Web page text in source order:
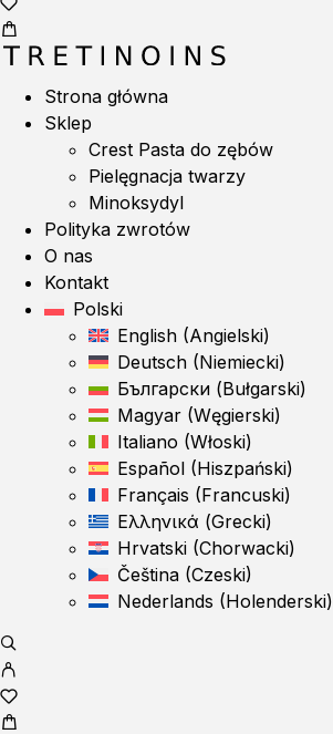
Strona główna
Sklep
Crest Pasta do zębów
Pielęgnacja twarzy
Minoksydyl
Polityka zwrotów
O nas
Kontakt
Polski
English (Angielski)
Deutsch (Niemiecki)
Български (Bułgarski)
Magyar (Węgierski)
Italiano (Włoski)
Español (Hiszpański)
Français (Francuski)
Ελληνικά (Grecki)
Hrvatski (Chorwacki)
Čeština (Czeski)
Nederlands (Holenderski)